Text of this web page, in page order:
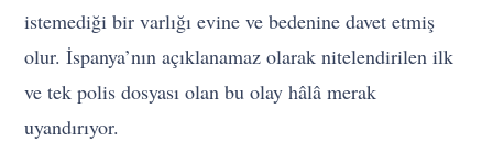
istemediği bir varlığı evine ve bedenine davet etmiş
olur. İspanya’nın açıklanamaz olarak nitelendirilen ilk
ve tek polis dosyası olan bu olay hâlâ merak
uyandırıyor.